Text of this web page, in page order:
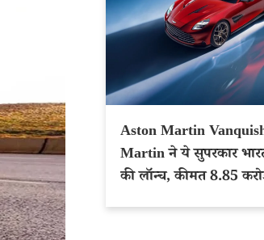
Aston Martin Vanquish |
Martin ने ये सुपरकार
की लॉन्च, कीमत 8.85